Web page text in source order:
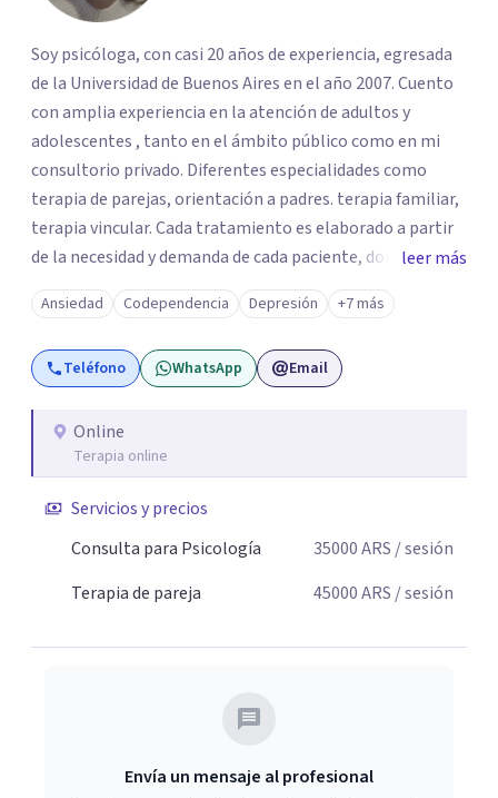
Soy psicóloga, con casi 20 años de experiencia, egresada
de la Universidad de Buenos Aires en el año 2007. Cuento
con amplia experiencia en la atención de adultos y
adolescentes , tanto en el ámbito público como en mi
consultorio privado. Diferentes especialidades como
terapia de parejas, orientación a padres. terapia familiar,
terapia vincular. Cada tratamiento es elaborado a partir
de la necesidad y demanda de cada paciente, donde
ambos vamos ejercer un papel activo en la orientación de
la terapia. Para ello utilizo recursos técnicos amplios y
flexibles, adaptados al momento y problemática de cada
persona.
leer más
Ansiedad Codependencia Depresión +7 más
Teléfono WhatsApp Email
Online
Terapia online
Servicios y precios
Consulta para Psicología
35000ARS / sesión
Terapia de pareja
45000ARS / sesión
Envía un mensaje al profesional